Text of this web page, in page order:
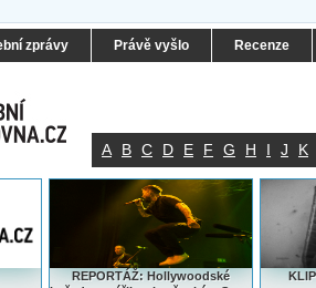
zprávy Právě vyšlo Recenze
A B C D E F G H I J K
REPORTÁŽ: Hollywoodské